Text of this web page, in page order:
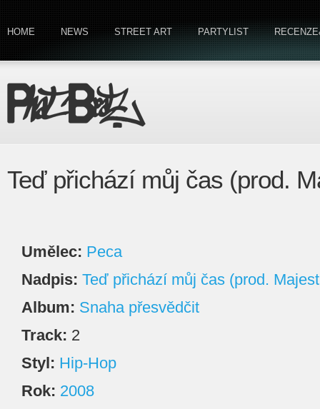
HOME NEWS STREET ART PARTYLIST
Teď přichází můj čas (prod.
Umělec: Peca
Nadpis: Teď přichází můj čas (prod.
Album: Snaha přesvědčit
Track: 2
Styl: Hip-Hop
Rok: 2008